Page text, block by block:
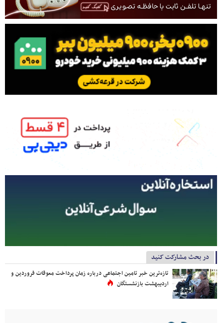
در بحث مشارکت کنید
تازه‌ترین خبر تامین اجتماعی درباره زمان پرداخت معوقات فروردین و
اردیبهشت بازنشستگان